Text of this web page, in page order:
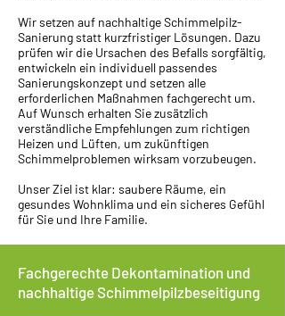
Wir setzen auf nachhaltige Schimmelpilz-
Sanierung statt kurzfristiger Lösungen. Dazu
prüfen wir die Ursachen des Befalls sorgfältig,
entwickeln ein individuell passendes
Sanierungskonzept und setzen alle
erforderlichen Maßnahmen fachgerecht um.
Auf Wunsch erhalten Sie zusätzlich
verständliche Empfehlungen zum richtigen
Heizen und Lüften, um zukünftigen
Schimmelproblemen wirksam vorzubeugen.
Unser Ziel ist klar: saubere Räume, ein
gesundes Wohnklima und ein sicheres Gefühl
für Sie und Ihre Familie.
Fachgerechte Dekontamination und
nachhaltige Schimmelpilzbeseitigung